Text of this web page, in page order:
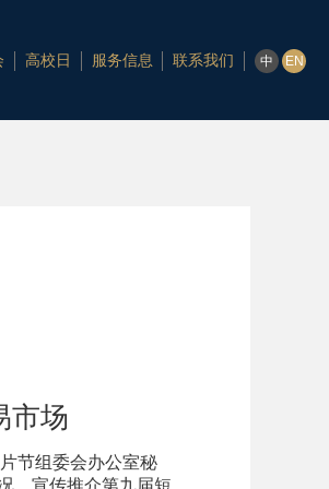
高校日 服务信息 联系我们 中 EN
市场
节组委会办公室秘
，宣传推介第九届短